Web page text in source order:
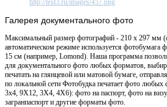
Галерея документального фото
Максимальный размер фотографий - 210 х 297 мм
автоматическом режиме используется фотобумага
15 см (например, Lomond). Наша программа
для документального фото любых форматов,
печатать на глянцевой или матовой бумаге,
по локальной сети Фотобудка печатает фото
3х4, 9X12, 3X4, 4X6): фото на паспорт, фото на
загранпаспорт и другие форматы фото.